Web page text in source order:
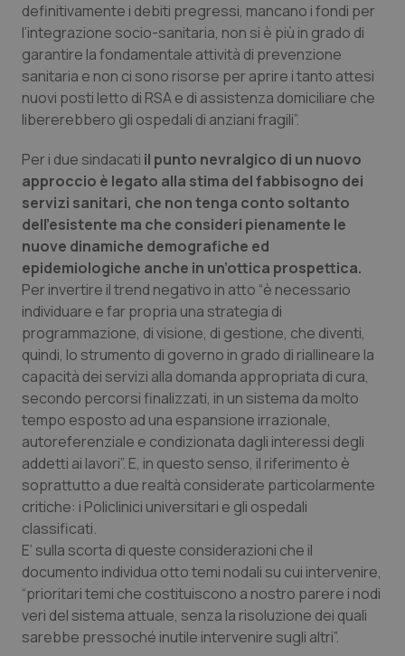
Toscana
Umbria
Valle D’Aosta
Veneto
Obesità
Oftalmologia
Oncodermatologia
Oncoematologia
Oncologia & Nutrizione
Psoriasi & pelle
Quotidiano Cardiologia
Quotidiano Chirurgia
Quotidiano Oncologia
Quotidiano Pediatria
Rene & patologie urogenitali
Salute orale & impianti
Sangue & coagulazione
Tiroide
definitivamente i debiti pregressi, mancano i fondi per
l’integrazione socio-sanitaria, non si è più in grado di
garantire la fondamentale attività di prevenzione
sanitaria e non ci sono risorse per aprire i tanto attesi
nuovi posti letto di RSA e di assistenza domiciliare che
libererebbero gli ospedali di anziani fragili”.
Per i due sindacati il punto nevralgico di un nuovo
approccio è legato alla stima del fabbisogno dei
servizi sanitari, che non tenga conto soltanto
dell’esistente ma che consideri pienamente le
nuove dinamiche demografiche ed
epidemiologiche anche in un’ottica prospettica.
Per invertire il trend negativo in atto “è necessario
individuare e far propria una strategia di
programmazione, di visione, di gestione, che diventi,
quindi, lo strumento di governo in grado di riallineare la
capacità dei servizi alla domanda appropriata di cura,
secondo percorsi finalizzati, in un sistema da molto
tempo esposto ad una espansione irrazionale,
autoreferenziale e condizionata dagli interessi degli
addetti ai lavori”. E, in questo senso, il riferimento è
soprattutto a due realtà considerate particolarmente
critiche: i Policlinici universitari e gli ospedali
classificati.
E’ sulla scorta di queste considerazioni che il
documento individua otto temi nodali su cui intervenire,
“prioritari temi che costituiscono a nostro parere i nodi
veri del sistema attuale, senza la risoluzione dei quali
sarebbe pressoché inutile intervenire sugli altri”.